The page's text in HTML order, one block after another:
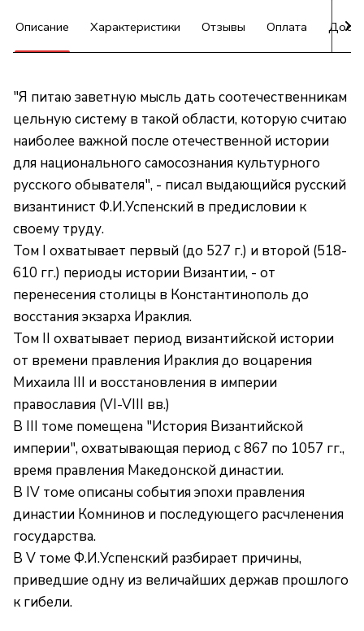
Описание Характеристики Отзывы Оплата
"Я питаю заветную мысль дать соотечественникам
цельную систему в такой области, которую считаю
наиболее важной после отечественной истории
для национального самосознания культурного
русского обывателя", - писал выдающийся русский
византинист Ф.И.Успенский в предисловии к
своему труду.
Том I охватывает первый (до 527 г.) и второй (518-
610 гг.) периоды истории Византии, - от
перенесения столицы в Константинополь до
восстания экзарха Ираклия.
Том II охватывает период византийской истории
от времени правления Ираклия до воцарения
Михаила III и восстановления в империи
православия (VI-VIII вв.)
В III томе помещена "История Византийской
империи", охватывающая период с 867 по 1057 гг.,
время правления Македонской династии.
В IV томе описаны события эпохи правления
династии Комнинов и последующего расчленения
государства.
В V томе Ф.И.Успенский разбирает причины,
приведшие одну из величайших держав прошлого
к гибели.